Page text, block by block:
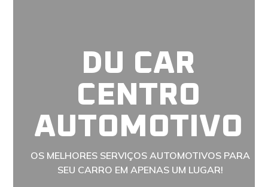
DU CAR
CENTRO
AUTOMOTIVO
OS MELHORES SERVIÇOSAUTOMOTIVOS PARA
SEU CARRO EM APENAS UM LUGAR!